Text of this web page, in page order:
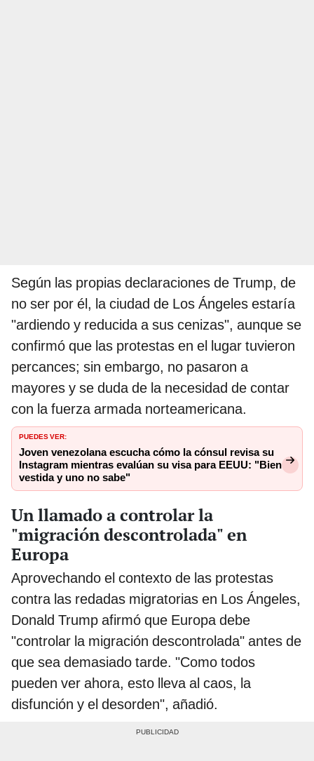
Según las propias declaraciones de Trump, de
no ser por él, la ciudad de Los Ángeles estaría
"ardiendo y reducida a sus cenizas", aunque se
confirmó que las protestas en el lugar tuvieron
percances; sin embargo, no pasaron a
mayores y se duda de la necesidad de contar
con la fuerza armada norteamericana.
PUEDES VER:
Joven venezolana escucha cómo la cónsul revisa su
Instagram mientras evalúan su visa para EEUU: "Bien
vestida y uno no sabe"
Un llamado a controlar la
"migración descontrolada" en
Europa
Aprovechando el contexto de las protestas
contra las redadas migratorias en Los Ángeles,
Donald Trump afirmó que Europa debe
"controlar la migración descontrolada" antes de
que sea demasiado tarde. "Como todos
pueden ver ahora, esto lleva al caos, la
disfunción y el desorden", añadió.